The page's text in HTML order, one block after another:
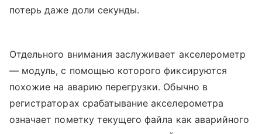
потерь даже доли секунды.
Отдельного внимания заслуживает акселерометр
— модуль, с помощью которого фиксируются
похожие на аварию перегрузки. Обычно в
регистраторах срабатывание акселерометра
означает пометку текущего файла как аварийного